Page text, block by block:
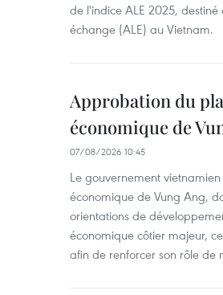
de l'indice ALE 2025,
échange (ALE) au Vietnam.
Approbation du
économique de
07/08/2026 10:45
Le gouvernement
économique de Vung Ang,
orientations de
économique côtier majeur,
afin de renforcer son rôle de